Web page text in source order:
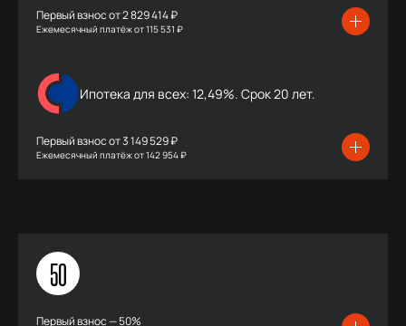
Первый взнос от2 829 414 ₽
Ежемесячный платёжот115 531 ₽
Ипотека для всех: 12,49%. Срок 20 лет.
Первый взнос от3 149 529 ₽
Ежемесячный платёжот142 954 ₽
50
Первый взнос — 50%